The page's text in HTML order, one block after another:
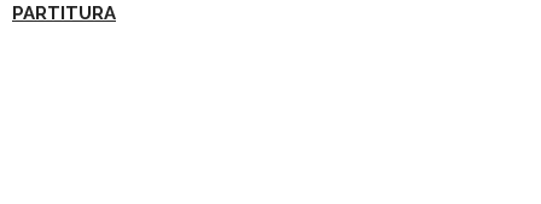
PARTITURA